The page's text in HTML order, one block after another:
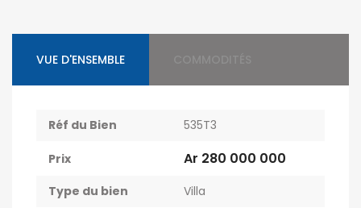
VUE D'ENSEMBLE
Réf du Bien 535T3
Prix Ar 280 000 000
Type du bien
Villa